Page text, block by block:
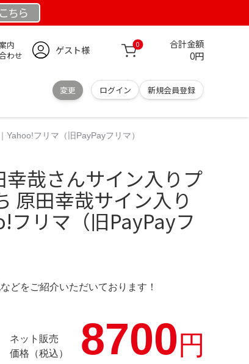
こちら
内
わせ
ゲスト様 0 合計金額
0円
変更 ログイン 新規会員登録
フリマ（旧PayPayフリマ）
哉さんサイン入りプ
原田幸哉サイン入り
フリマ（旧PayPayフ
どをご紹介いただいております！
ネット販売
価格（税込）
8700円